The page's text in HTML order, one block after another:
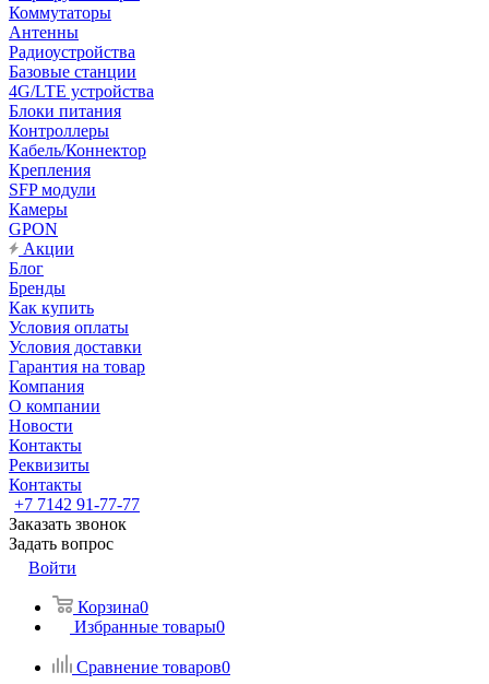
Коммутаторы
Антенны
Радиоустройства
Базовые станции
4G/LTE устройства
Блоки питания
Контроллеры
Кабель/Коннектор
Крепления
SFP модули
Камеры
GPON
Акции
Блог
Бренды
Как купить
Условия оплаты
Условия доставки
Гарантия на товар
Компания
О компании
Новости
Контакты
Реквизиты
Контакты
+7 7142 91-77-77
Заказать звонок
Задать вопрос
Войти
Корзина0
Избранные товары0
Сравнение товаров0